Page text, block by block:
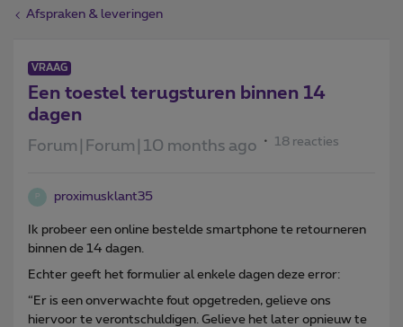
Afspraken & leveringen
VRAAG
Een toestel terugsturen binnen 14
dagen
Forum|Forum|10 months ago 18 reacties
P proximusklant35
Ik probeer een online bestelde smartphone te retourneren
binnen de 14 dagen.
Echter geeft het formulier al enkele dagen deze error:
“Er is een onverwachte fout opgetreden, gelieve ons
hiervoor te verontschuldigen. Gelieve het later opnieuw te